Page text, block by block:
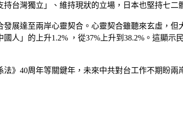
台灣獨立」、維持現狀的立場，日本也堅持七二
展達至兩岸心靈契合。心靈契合雖聽來玄虛，
人」的上升1.2% ，從37%上升到38.2%。這顯
》40周年等關鍵年，未來中共對台工作不期盼